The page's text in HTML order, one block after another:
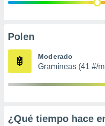
e
publicidad
Polen
Moderado
Gramíneas (41 #/
¿Qué tiempo hace